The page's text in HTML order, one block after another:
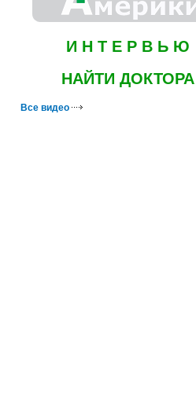
И Н Т Е Р В Ь Ю
НАЙТИ ДОКТОРА
Все видео